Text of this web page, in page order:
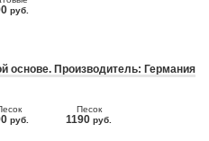
руб.
основе. Производитель: Германия
руб.
Песок
1190 руб.